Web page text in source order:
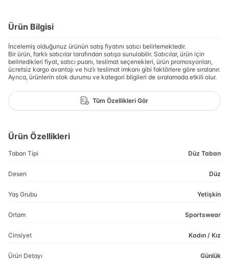
Ürün Bilgisi
İncelemiş olduğunuz ürünün satış fiyatını satıcı belirlemektedir.
Bir ürün, farklı satıcılar tarafından satışa sunulabilir. Satıcılar, ürün için
belirledikleri fiyat, satıcı puanı, teslimat seçenekleri, ürün promosyonları,
ücretsiz kargo avantajı ve hızlı teslimat imkanı gibi faktörlere göre sıralanır.
Ayrıca, ürünlerin stok durumu ve kategori bilgileri de sıralamada etkili olur.
Tüm Özellikleri Gör
Ürün Özellikleri
Taban Tipi Düz Taban
Desen Düz
Yaş Grubu Yetişkin
Ortam Sportswear
Cinsiyet Kadın / Kız
Ürün Detayı Günlük